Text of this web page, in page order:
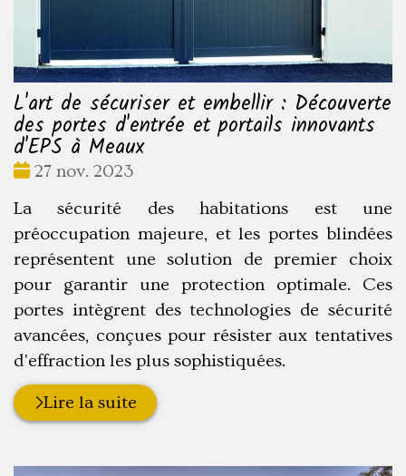
L'art de sécuriser et embellir : Découverte
des portes d'entrée et portails innovants
d'EPS à Meaux
Date
27 nov. 2023
La sécurité des habitations est une
préoccupation majeure, et les portes blindées
représentent une solution de premier choix
pour garantir une protection optimale. Ces
portes intègrent des technologies de sécurité
avancées, conçues pour résister aux tentatives
d'effraction les plus sophistiquées.
Lire la suite